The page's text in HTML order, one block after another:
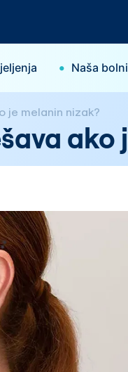
• Naša
je melanin nizak?